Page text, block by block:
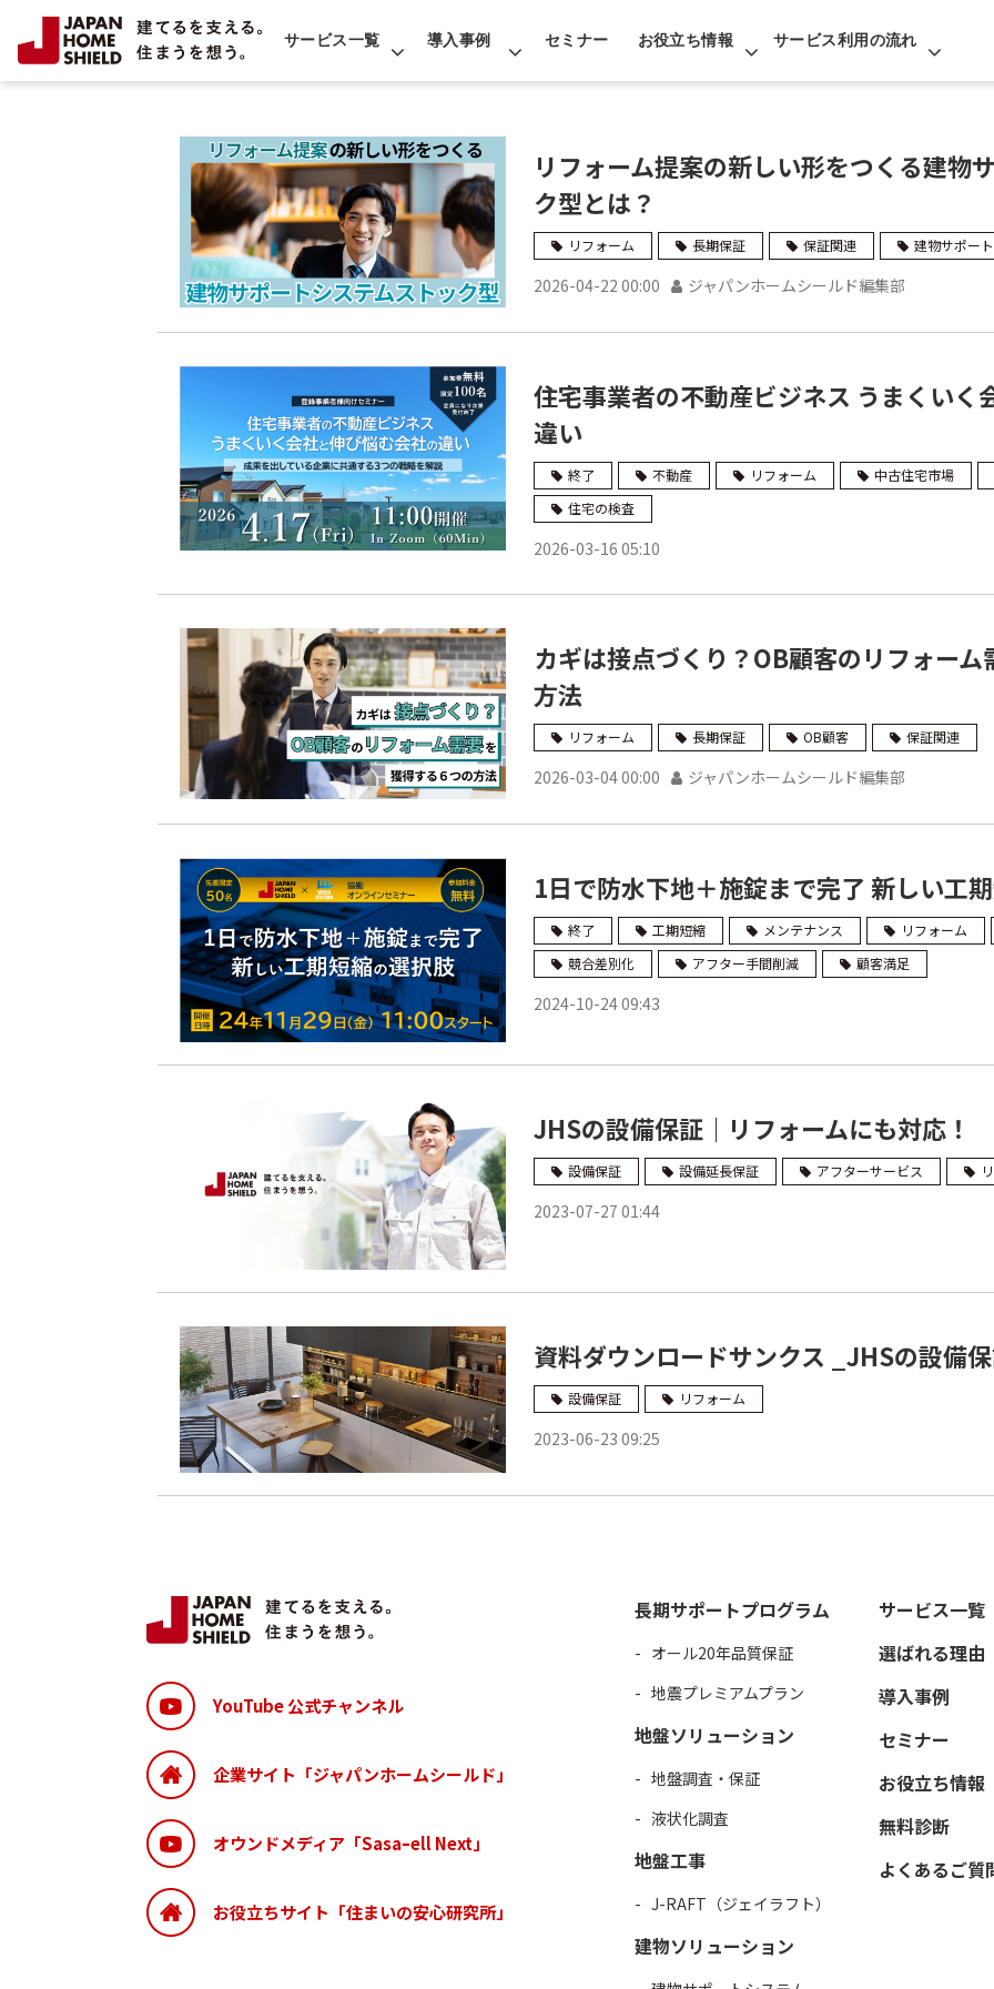
サービス一覧 導入事例 セミナー お役立ち情報 サービス利用の流れ
リフォーム提案の新しい形をつくる建物
ク型とは？
リフォーム 長期保証 保証関連 建物サポー
2026-04-22 00:00 ジャパンホームシールド編集部
住宅事業者の不動産ビジネス うまくいく
違い
終了 不動産 リフォーム 中古住宅市場
住宅の検査
2026-03-16 05:10
カギは接点づくり？OB顧客のリフォー
方法
リフォーム 長期保証 OB顧客 保証関連
2026-03-04 00:00 ジャパンホームシールド編集部
1日で防水下地＋施錠まで完了 新しい工
終了 工期短縮 メンテナンス リフォーム
競合差別化
アフター手間削減 顧客満足
2024-10-24 09:43
JHSの設備保証｜リフォームにも対応！
設備保証 設備延長保証 アフターサービス
2023-07-27 01:44
資料ダウンロードサンクス _JHSの設備
設備保証 リフォーム
2023-06-23 09:25
YouTube 公式チャンネル
企業サイト「ジャパンホームシールド」
オウンドメディア「Sasaｰell Next」
お役立ちサイト「住まいの安心研究所」
長期サポートプログラム
オール20年品質保証
地震プレミアムプラン
地盤ソリューション
地盤調査・保証
液状化調査
地盤工事
J-RAFT（ジェイラフト）
建物ソリューション
サービス一覧
選ばれる理由
導入事例
セミナー
お役立ち情報
無料診断
よくあるご質